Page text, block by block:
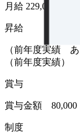
月給 229,000円〜
昇給
（前年度実績
（前年度実績）
賞与
賞与金額 80,000
制度